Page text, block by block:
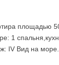
площадью
1
IV Вид на